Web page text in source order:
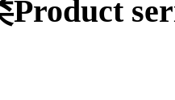
Product